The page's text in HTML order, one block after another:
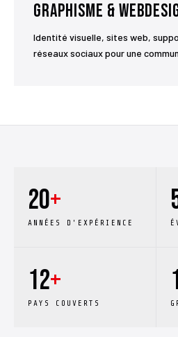
Graphisme &
Identité visuelle, sites web,
réseaux sociaux pour une
20+
ANNÉES D'EXPÉRIENCE
12+
PAYS COUVERTS